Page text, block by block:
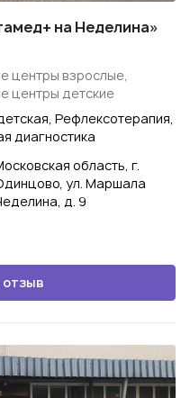
на Неделина»
центры взрослые,
центры детские
Рефлексотерапия,
диагностика
область, г.
ул. Маршала
д. 9